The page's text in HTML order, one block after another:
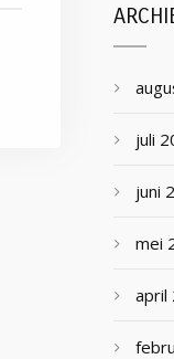
juli
juni
mei
april